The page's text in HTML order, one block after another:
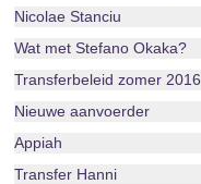
Nicolae Stanciu
Wat met Stefano Okaka?
Transferbeleid zomer 2016
Nieuwe aanvoerder
Appiah
Transfer Hanni